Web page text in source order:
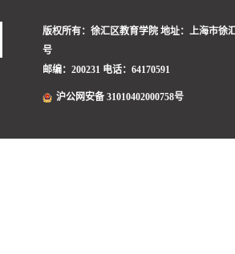
版权所有：徐汇区教育学院 地址：上海市徐
号
邮编：200231 电话：64170591
沪公网安备 31010402000758号